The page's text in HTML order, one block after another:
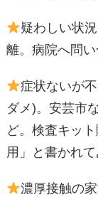
疑わしい状
離。病院へ問い
症状ないが
ダメ)。安芸市
ど。検査キッ
用」と書かれて
濃厚接触の